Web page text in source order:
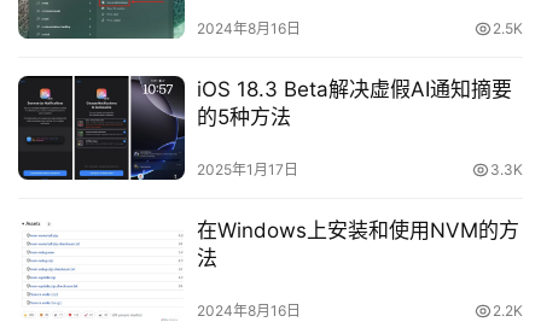
2024年8月16日 2.5K
iOS 18.3 Beta解决虚假AI通知摘要
的5种方法
2025年1月17日 3.3K
在Windows上安装和使用NVM的方
法
2024年8月16日 2.2K